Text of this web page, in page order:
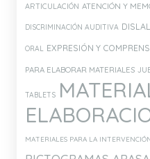
ARTICULACIÓN ATENCIÓN Y
DISCRIMINACIÓN AUDITIVA
ORAL EXPRESIÓN Y
PARA ELABORAR MATERIALES
TABLETS
MATERIALES PARA LA